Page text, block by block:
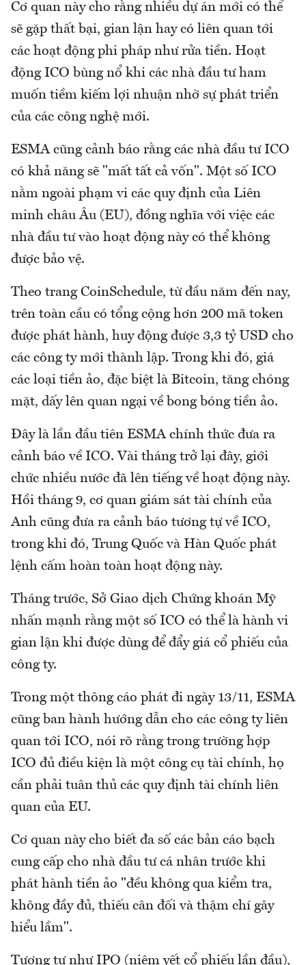
Cơ quan này cho rằng nhiều dự án mới có thể
sẽ gặp thất bại, gian lận hay có liên quan tới
các hoạt động phi pháp như rửa tiền. Hoạt
động ICO bùng nổ khi các nhà đầu tư ham
muốn tiềm kiếm lợi nhuận nhờ sự phát triển
của các công nghệ mới.
ESMA cũng cảnh báo rằng các nhà đầu tư ICO
có khả năng sẽ "mất tất cả vốn". Một số ICO
nằm ngoài phạm vi các quy định của Liên
minh châu Âu (EU), đồng nghĩa với việc các
nhà đầu tư vào hoạt động này có thể không
được bảo vệ.
Theo trang CoinSchedule, từ đầu năm đến nay,
trên toàn cầu có tổng cộng hơn 200 mã token
được phát hành, huy động được 3,3 tỷ USD cho
các công ty mới thành lập. Trong khi đó, giá
các loại tiền ảo, đặc biệt là Bitcoin, tăng chóng
mặt, dấy lên quan ngại về bong bóng tiền ảo.
Đây là lần đầu tiên ESMA chính thức đưa ra
cảnh báo về ICO. Vài tháng trở lại đây, giới
chức nhiều nước đã lên tiếng về hoạt động này.
Hồi tháng 9, cơ quan giám sát tài chính của
Anh cũng đưa ra cảnh báo tương tự về ICO,
trong khi đó, Trung Quốc và Hàn Quốc phát
lệnh cấm hoàn toàn hoạt động này.
Tháng trước, Sở Giao dịch Chứng khoán Mỹ
nhấn mạnh rằng một số ICO có thể là hành vi
gian lận khi được dùng để đẩy giá cổ phiếu của
công ty.
Trong một thông cáo phát đi ngày 13/11, ESMA
cũng ban hành hướng dẫn cho các công ty liên
quan tới ICO, nói rõ rằng trong trường hợp
ICO đủ điều kiện là một công cụ tài chính, họ
cần phải tuân thủ các quy định tài chính liên
quan của EU.
Cơ quan này cho biết đa số các bản cáo bạch
cung cấp cho nhà đầu tư cá nhân trước khi
phát hành tiền ảo "đều không qua kiểm tra,
không đầy đủ, thiếu cân đối và thậm chí gây
hiểu lầm".
Tương tự như IPO (niêm yết cổ phiếu lần đầu),